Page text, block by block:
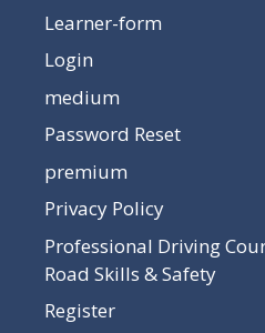
Learner-form
Login
medium
Password Reset
premium
Privacy Policy
Professional Driving
Road Skills & Safety
Register